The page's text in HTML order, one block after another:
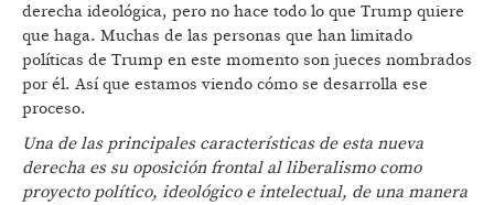
derecha ideológica, pero no hace todo lo que Trump quiere
que haga. Muchas de las personas que han limitado
políticas de Trump en este momento son jueces nombrados
por él. Así que estamos viendo cómo se desarrolla ese
proceso.
Una de las principales características de esta nueva
derecha es su oposición frontal al liberalismo como
proyecto político, ideológico e intelectual, de una manera